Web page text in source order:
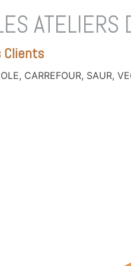
ATELIERS
Clients
CARREFOUR, SAUR,